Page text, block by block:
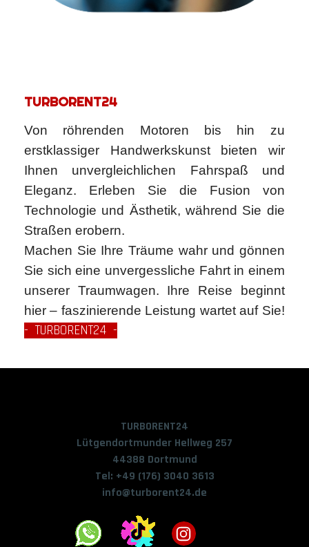
TURBORENT24
Von röhrenden Motoren bis hin zu
erstklassiger Handwerkskunst bieten wir
Ihnen unvergleichlichen Fahrspaß und
Eleganz. Erleben Sie die Fusion von
Technologie und Ästhetik, während Sie die
Straßen erobern.
Machen Sie Ihre Träume wahr und gönnen
Sie sich eine unvergessliche Fahrt in einem
unserer Traumwagen. Ihre Reise beginnt
hier – faszinierende Leistung wartet auf Sie!
- TURBORENT24 -
TURBORENT24
Lütgendortmunder Hellweg 257
44388 Dortmund
Tel: +49 (176) 3040 3613
info@turborent24.de